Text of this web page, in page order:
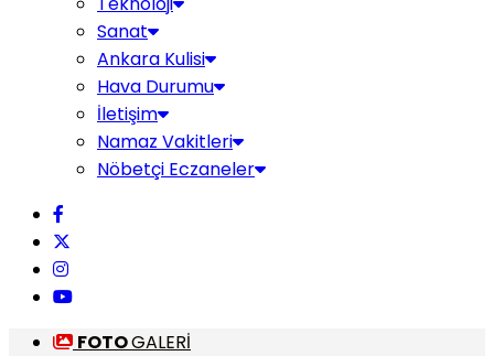
Sanat
Ankara Kulisi
Hava Durumu
İletişim
Namaz Vakitleri
Nöbetçi Eczaneler
FOTOGALERİ